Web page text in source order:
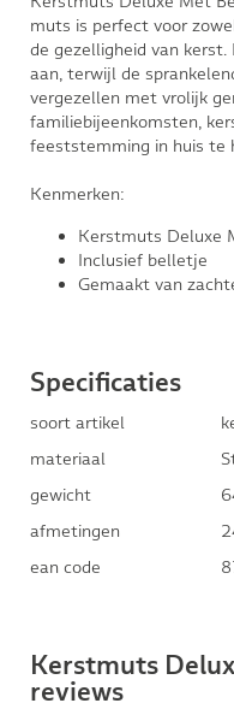
muts is perfect voor
de gezelligheid van
aan, terwijl de
vergezellen met vrolijk
familiebijeenkomsten,
feeststemming in huis te
Kenmerken:
Kerstmuts Deluxe
Inclusief belletje
Gemaakt van
Specificaties
soort artikel
materiaal
gewicht
afmetingen
ean code
Kerstmuts
reviews